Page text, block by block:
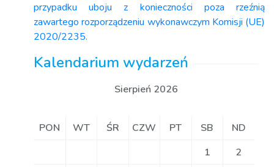
przypadku uboju z konieczności poza rzeźnią
zawartego rozporządzeniu wykonawczym Komisji (UE)
2020/2235.
Kalendarium wydarzeń
Sierpień 2026
PON WT ŚR CZW PT SB
ND
1
2